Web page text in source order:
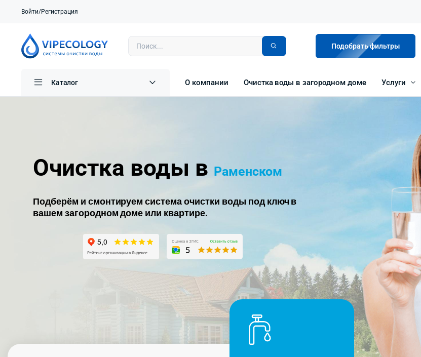
Войти/Регистрация
Подобрать фильтры
Каталог О компании Очистка воды в загородном доме Услуги
Очистка воды в Раменском
Подберём и смонтируем система очистки воды под ключ в
вашем загородном доме или квартире.